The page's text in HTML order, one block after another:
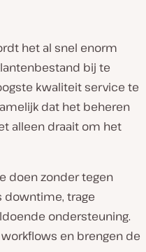
het al snel enorm
bij te
kwaliteit service te
dat het beheren
alleen draait om het
doen zonder tegen
downtime, trage
ondersteuning.
en brengen de